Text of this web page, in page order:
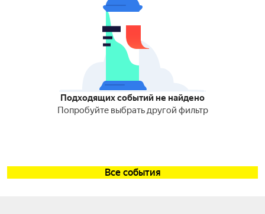
Подходящих событий не найдено
Попробуйте выбрать другой фильтр
Все события